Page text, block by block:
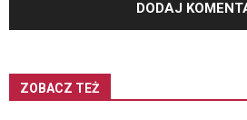
ZOBACZ TEŻ